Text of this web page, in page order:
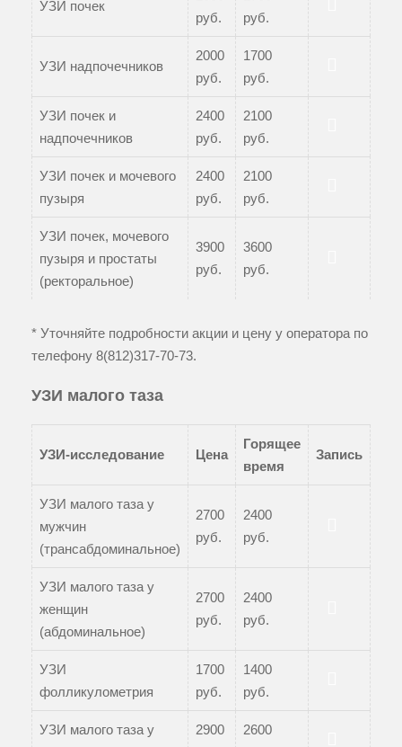
УЗИ почек
руб.
руб.
УЗИ надпочечников
2000
руб.
1700
руб.
УЗИ почек и
надпочечников
2400
руб.
2100
руб.
УЗИ почек и мочевого
пузыря
2400
руб.
2100
руб.
УЗИ почек, мочевого
пузыря и простаты
(ректоральное)
3900
руб.
3600
руб.
* Уточняйте подробности акции и цену у оператора по
телефону 8(812)317-70-73.
УЗИ малого таза
УЗИ-исследование Цена
Горящее
время
Запись
УЗИ малого таза у
мужчин
(трансабдоминальное)
2700
руб.
2400
руб.
УЗИ малого таза у
женщин
(абдоминальное)
2700
руб.
2400
руб.
УЗИ
фолликулометрия
1700
руб.
1400
руб.
УЗИ малого таза у
2900
2600